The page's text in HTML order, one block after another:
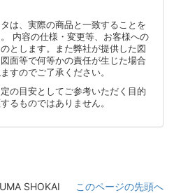
は、実際の商品と一致することを
内容の仕様・変更等、お客様への
とします。また弊社が提供した図
面等で何等かの責任が生じた場合
すのでご了承ください。
の目安としてご参考いただく目的
るものではありません。
このページの先頭へ
SHOKAI